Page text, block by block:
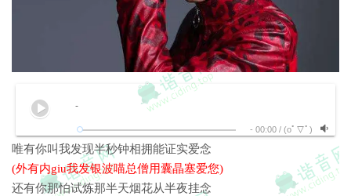
-
- 00:00 / (oﾟ▽ﾟ)
唯有你叫我发现半秒钟相拥能证实爱念
(外有内giu我发银波喵总僧用囊晶塞爱您)
还有你那怕试炼那半天烟花从半夜挂念
还有你那怕试炼那半天烟花从半夜挂念
(玩有内拿啪si林拿波天银法从波爷瓜您)